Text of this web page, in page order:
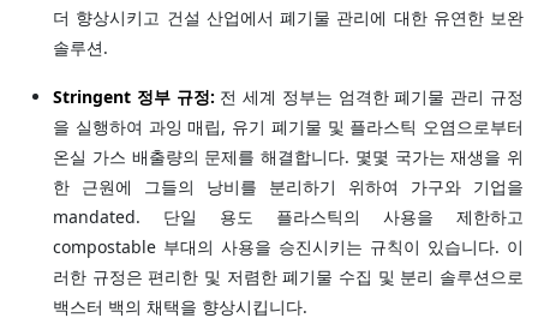
더 향상시키고 건설 산업에서 폐기물 관리에 대한 유연한 보완
솔루션.
Stringent 정부 규정: 전 세계 정부는 엄격한 폐기물 관리 규정
을 실행하여 과잉 매립, 유기 폐기물 및 플라스틱 오염으로부터
온실 가스 배출량의 문제를 해결합니다. 몇몇 국가는 재생을 위
한 근원에 그들의 낭비를 분리하기 위하여 가구와 기업을
mandated. 단일 용도 플라스틱의 사용을 제한하고
compostable 부대의 사용을 승진시키는 규칙이 있습니다. 이
러한 규정은 편리한 및 저렴한 폐기물 수집 및 분리 솔루션으로
백스터 백의 채택을 향상시킵니다.